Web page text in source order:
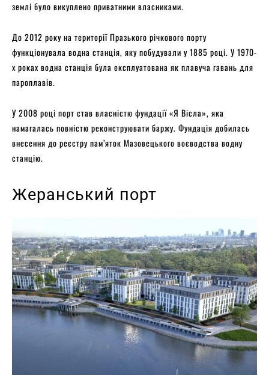
землі було викуплено приватними власниками.
До 2012 року на території Празького річкового порту
функціонувала водна станція, яку побудували у 1885 році. У 1970-
х роках водна станція була експлуатована як плавуча гавань для
пароплавів.
У 2008 році порт став власністю фундації «Я Вісла», яка
намагалась повністю реконструювати баржу. Фундація добилась
внесення до реєстру пам’яток Мазовецького воєводства водну
станцію.
Жеранський порт